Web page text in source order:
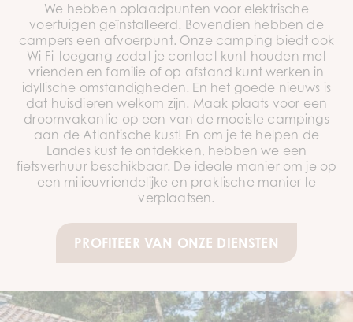
We hebben oplaadpunten voor elektrische
voertuigen geïnstalleerd. Bovendien hebben de
campers een afvoerpunt. Onze camping biedt ook
Wi-Fi-toegang zodat je contact kunt houden met
vrienden en familie of op afstand kunt werken in
idyllische omstandigheden. En het goede nieuws is
dat huisdieren welkom zijn. Maak plaats voor een
droomvakantie op een van de mooiste campings
aan de Atlantische kust! En om je te helpen de
Landes kust te ontdekken, hebben we een
fietsverhuur beschikbaar. De ideale manier om je op
een milieuvriendelijke en praktische manier te
verplaatsen.
PROFITEER VAN ONZE DIENSTEN